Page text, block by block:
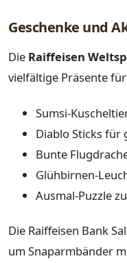
Geschenke und
Die Raiffeisen
vielfältige Präsente
Sumsi-
Diablo Sticks für
Bunte
Glühbirnen-
Ausmal-Puzzle
Die Raiffeisen Bank
um Snaparmbänder